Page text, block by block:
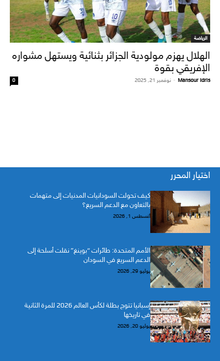
الرياضة
الهلال يهزم مولودية الجزائر بثنائية ويستهل مشواره
الإفريقي بقوة
Mansour Idris
- نوفمبر 21, 2025 0
اختيار المحرر
كيف تحولت السودانيات المدنيات إلى متهمات
بالتعاون مع الدعم السريع؟
أغسطس 1, 2026
الأمم المتحدة: طائرات “بوينغ” نقلت أسلحة إلى
الدعم السريع في السودان
يوليو 29, 2026
إسبانيا تتوج بطلة لكأس العالم 2026 للمرة الثانية
في تاريخها
يوليو 20, 2026